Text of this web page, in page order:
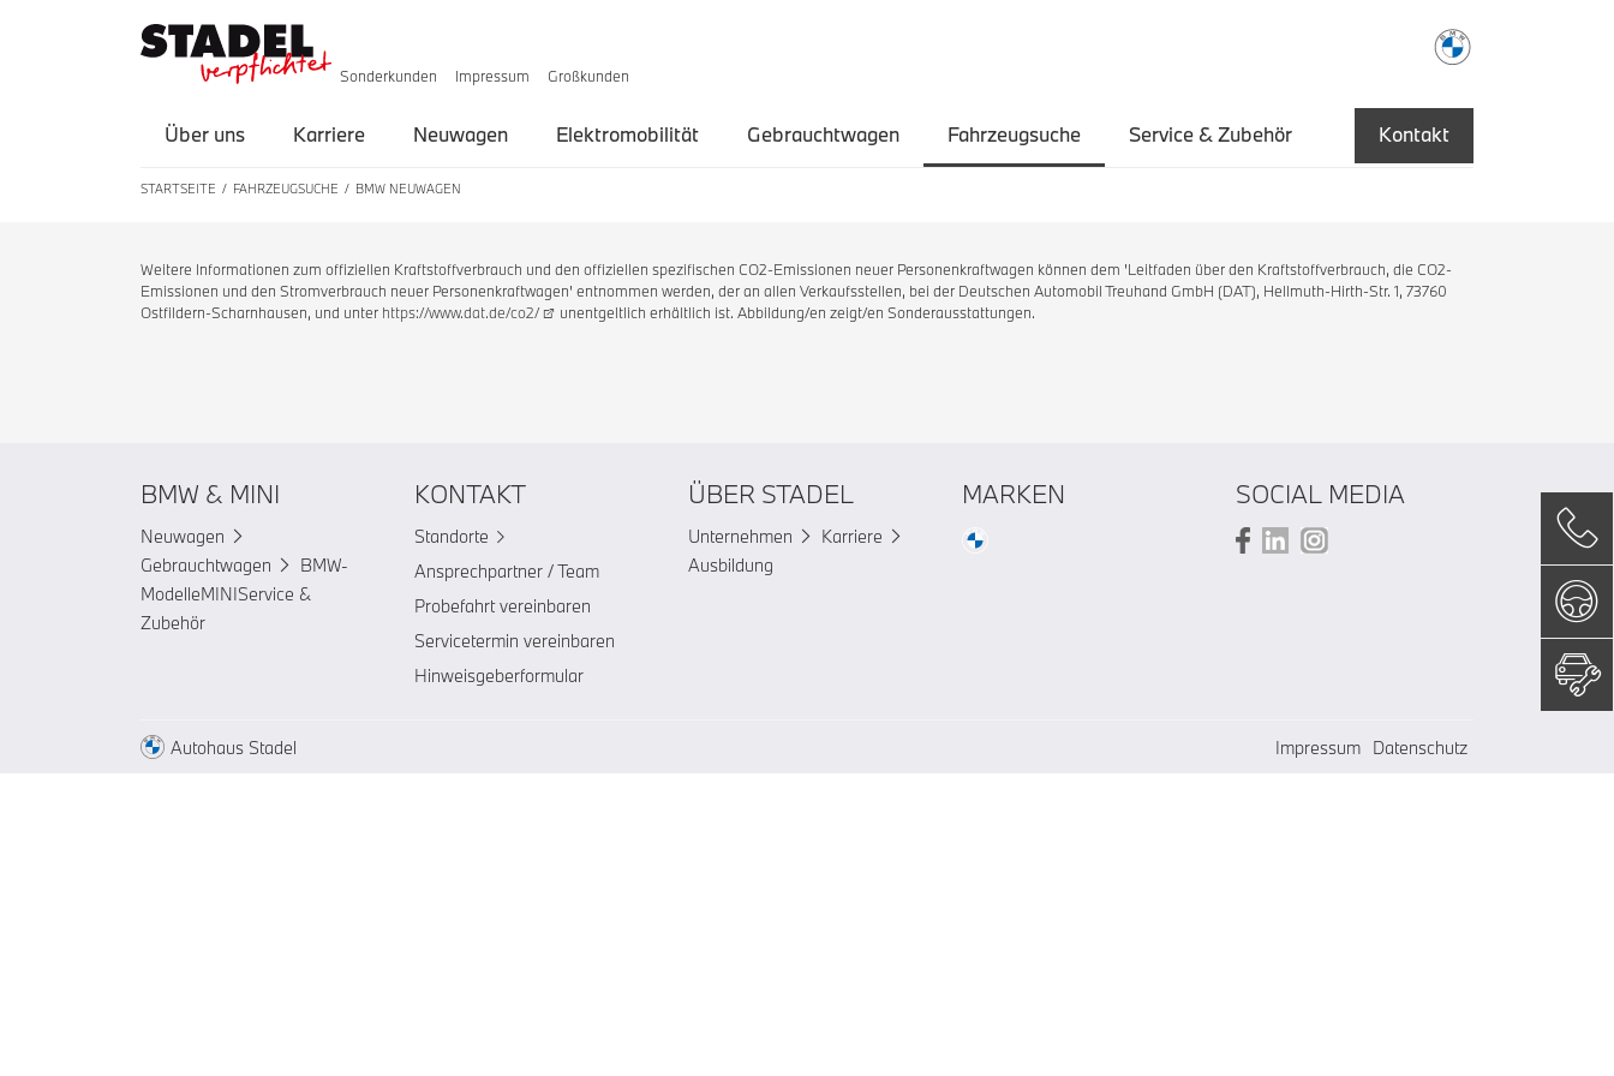
Sonderkunden Impressum Großkunden
Über uns Karriere Neuwagen Elektromobilität Gebrauchtwagen Fahrzeugsuche Service & Zubehör Kontakt
STARTSEITE FAHRZEUGSUCHE BMW NEUWAGEN
Weitere Informationen zum offiziellen Kraftstoffverbrauch und den offiziellen spezifischen CO2-Emissionen neuer Personenkraftwagen können dem 'Leitfaden über den Kraftstoffverbrauch, die CO2-
Emissionen und den Stromverbrauch neuer Personenkraftwagen' entnommen werden, der an allen Verkaufsstellen, bei der Deutschen Automobil Treuhand GmbH (DAT), Hellmuth-Hirth-Str. 1, 73760
Ostfildern-Scharnhausen, und unter https://www.dat.de/co2/ unentgeltlich erhältlich ist. Abbildung/en zeigt/en Sonderausstattungen.
BMW & MINI
Neuwagen
Gebrauchtwagen
BMW-
ModelleMINIService &
Zubehör
KONTAKT
Standorte
Ansprechpartner / Team
Probefahrt vereinbaren
Servicetermin vereinbaren
Hinweisgeberformular
ÜBER STADEL
Unternehmen
Karriere
Ausbildung
MARKEN SOCIAL MEDIA
Autohaus Stadel Impressum Datenschutz